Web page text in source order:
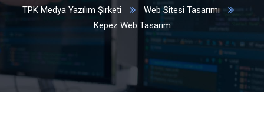
TPK Medya Yazılım Şirketi
Web Sitesi Tasarımı
Kepez Web Tasarım